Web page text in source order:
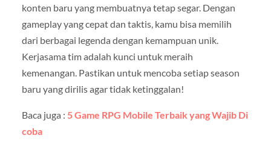
konten baru yang membuatnya tetap segar. Dengan
gameplay yang cepat dan taktis, kamu bisa memilih
dari berbagai legenda dengan kemampuan unik.
Kerjasama tim adalah kunci untuk meraih
kemenangan. Pastikan untuk mencoba setiap season
baru yang dirilis agar tidak ketinggalan!
Baca juga : 5 Game RPG Mobile Terbaik yang Wajib Di
coba